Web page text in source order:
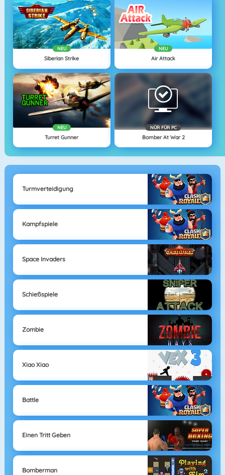
NEU
Siberian Strike
NEU
Air Attack
NEU
Turret Gunner
NÜR FÜR PC
Bomber At War 2
Turmverteidigung
Kampfspiele
Space Invaders
Schießspiele
Zombie
Xiao Xiao
Battle
Einen Tritt Geben
Bomberman